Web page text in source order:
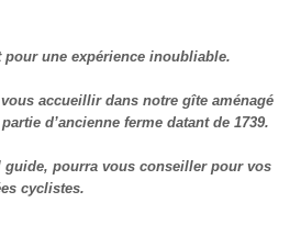
pour une expérience inoubliable.
accueillir dans notre gîte aménagé
d’ancienne ferme datant de 1739.
guide, pourra vous conseiller pour vos
cyclistes.